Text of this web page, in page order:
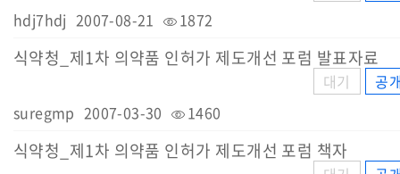
hdj7hdj 2007-08-21 1872
식약청_제1차 의약품 인허가 제도개선 포럼 발표자료
대기
공
suregmp 2007-03-30 1460
식약청_제1차 의약품 인허가 제도개선 포럼 책자